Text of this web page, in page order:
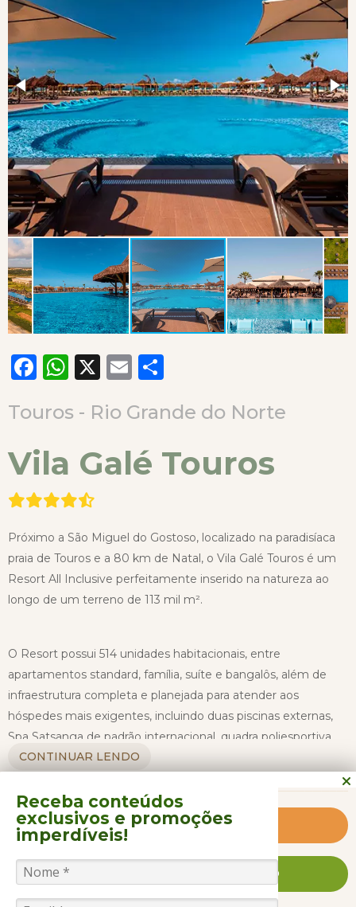
Facebook
WhatsApp
X Email
Touros - Rio Grande do Norte
Vila Galé Touros
Próximo a São Miguel do Gostoso, localizado na paradisíaca
praia de Touros e a 80 km de Natal, o Vila Galé Touros é um
Resort All Inclusive perfeitamente inserido na natureza ao
longo de um terreno de 113 mil m².
O Resort possui 514 unidades habitacionais, entre
apartamentos standard, família, suíte e bangalôs, além de
infraestrutura completa e planejada para atender aos
hóspedes mais exigentes, incluindo duas piscinas externas,
Spa Satsanga de padrão internacional, quadra poliesportiva,
quadra de tênis, campo de futebol, Clube Nep (espaço
restaurantes e quatro bares.
As atividades de recreação do Resort são organizadas pela
equipe de lazer e entretenimento e são modificadas
regularmente, no entanto algumas atividades são fixas
como:
CONTINUAR LENDO
Saiba Mais
FALE CONOSCO AGORA MESMO
Receba conteúdos
exclusivos e promoções
imperdíveis!